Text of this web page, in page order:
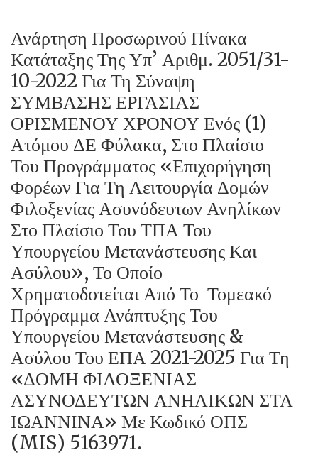
Ανάρτηση Προσωρινού Πίνακα
Κατάταξης Της Υπ’ Αριθμ. 2051/31-
10-2022 Για Τη Σύναψη
ΣΥΜΒΑΣΗΣ ΕΡΓΑΣΙΑΣ
ΟΡΙΣΜΕΝΟΥ ΧΡΟΝΟΥ Ενός (1)
Ατόμου ΔΕ Φύλακα, Στο Πλαίσιο
Του Προγράμματος «Επιχορήγηση
Φορέων Για Τη Λειτουργία Δομών
Φιλοξενίας Ασυνόδευτων Ανηλίκων
Στο Πλαίσιο Του ΤΠΑ Του
Υπουργείου Μετανάστευσης Και
Ασύλου», Το Οποίο
Χρηματοδοτείται Από Το Τομεακό
Πρόγραμμα Ανάπτυξης Του
Υπουργείου Μετανάστευσης &
Ασύλου Του ΕΠΑ 2021-2025 Για Τη
«ΔΟΜΗ ΦΙΛΟΞΕΝΙΑΣ
ΑΣΥΝΟΔΕΥΤΩΝ ΑΝΗΛΙΚΩΝ ΣΤΑ
ΙΩΑΝΝΙΝΑ» Με Κωδικό ΟΠΣ
(MIS) 5163971.